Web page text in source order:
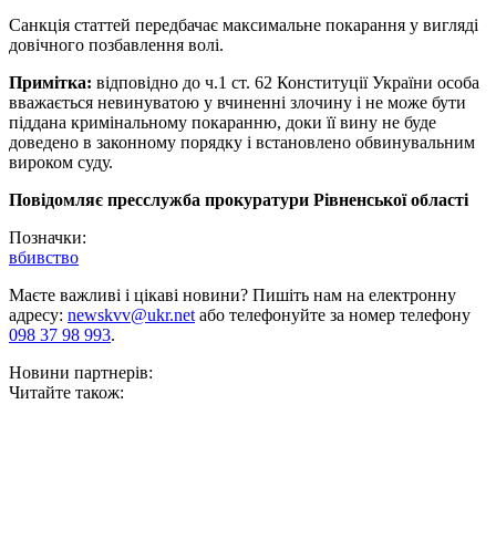
Санкція статтей передбачає максимальне покарання у вигляді
довічного позбавлення волі.
Примітка: відповідно до ч.1 ст. 62 Конституції України особа
вважається невинуватою у вчиненні злочину і не може бути
піддана кримінальному покаранню, доки її вину не буде
доведено в законному порядку і встановлено обвинувальним
вироком суду.
Повідомляє пресслужба прокуратури Рівненської області
Позначки:
вбивство
Маєте важливі і цікаві новини? Пишіть нам на електронну
адресу: newskvv@ukr.netабо телефонуйте за номер телефону
098 37 98 993.
Новини партнерів:
Читайте також: